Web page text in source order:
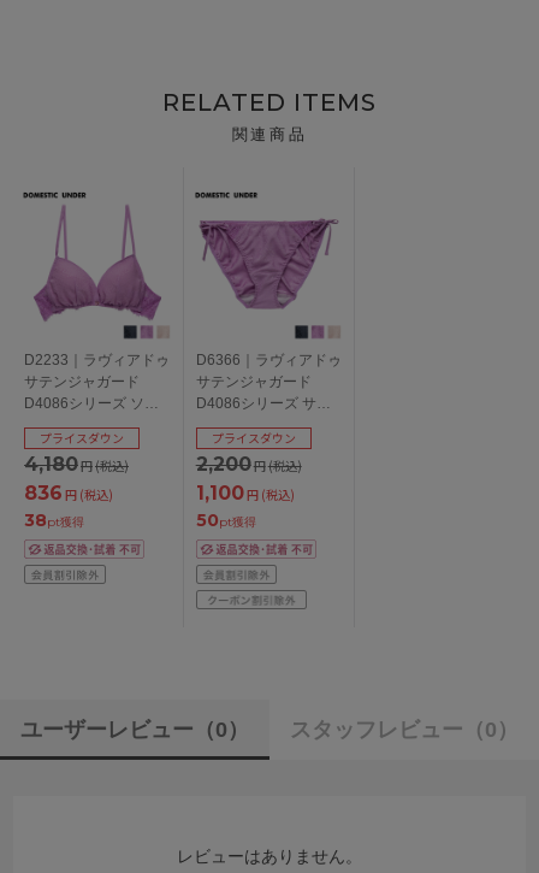
RELATED ITEMS
関連商品
D2233｜ラヴィアドゥ
サテンジャガード
D4086シリーズ ソフ
トブラ 全3色 M/L
4,180円(税込)
プライスダウン
836 円 (税込)
38pt獲得
D6366｜ラヴィアドゥ
サテンジャガード
D4086シリーズ サイ
ドリボンショーツ 全3
色 M/L
2,200円(税込)
プライスダウン
1,100円 (税込)
50pt獲得
ユーザーレビュー （0） スタッフレビュー （0）
レビューはありません。